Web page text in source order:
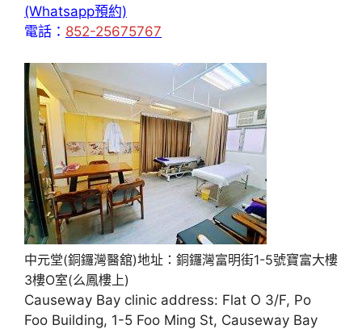
(Whatsapp預約)
電話： 852-25675767
中元堂(銅鑼灣醫舘)地址：銅鑼灣富明街1-5號寶富大樓
3樓O室(么鳳樓上)
Causeway Bay clinic address: Flat O 3/F, Po
Foo Building, 1-5 Foo Ming St, Causeway Bay